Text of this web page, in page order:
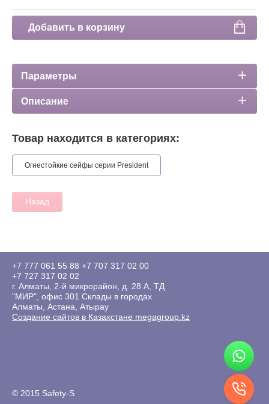
Добавить в корзину
Параметры
Описание
Товар находится в категориях:
Огнестойкие сейфы серии President
Назад
+7 777 061 55 88 +7 707 317 02 00
+7 727 317 02 02
г. Алматы, 2-й микрорайон, д. 28 А, ТД
"МИР", офис 301 Склады в городах
Алматы, Астана, Атырау
Создание сайтов в Казахстане megagroup.kz
© 2015 Safety-S